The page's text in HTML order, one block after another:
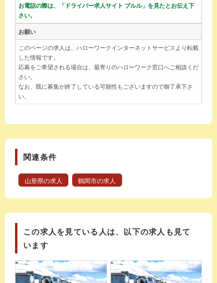
お電話の際は、「ドライバー求人サイト ブルル」を見たとお伝え下
さい。
お願い
このページの求人は、ハローワークインターネットサービスより転載
した情報です。
応募をご希望される場合は、最寄りのハローワーク窓口へご相談くだ
さい。
なお、既に募集が終了している可能性もございますので御了承下さ
い。
関連条件
山形県の求人 鶴岡市の求人
この求人を見ている人は、以下の求人も見て
います